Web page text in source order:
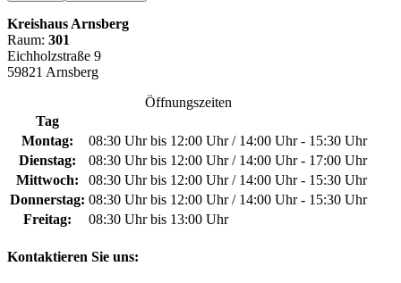
Kreishaus Arnsberg
Raum: 301
Eichholzstraße 9
59821 Arnsberg
Öffnungszeiten
Tag
Montag:
08:30 Uhr bis 12:00 Uhr / 14:00 Uhr - 15:30 Uhr
Dienstag:
08:30 Uhr bis 12:00 Uhr / 14:00 Uhr - 17:00 Uhr
Mittwoch:
08:30 Uhr bis 12:00 Uhr / 14:00 Uhr - 15:30 Uhr
Donnerstag: 08:30 Uhr bis 12:00 Uhr / 14:00 Uhr - 15:30 Uhr
Freitag:
08:30 Uhr bis 13:00 Uhr
Kontaktieren Sie uns: